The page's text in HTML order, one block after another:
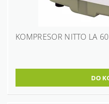
KOMPRESOR NITTO LA 60